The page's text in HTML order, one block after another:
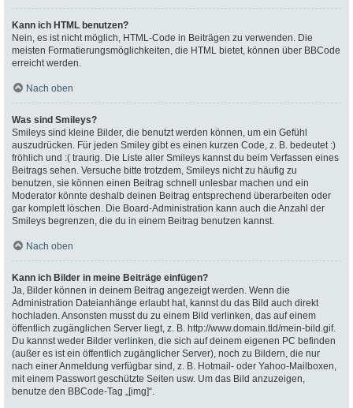
Kann ich HTML benutzen?
Nein, es ist nicht möglich, HTML-Code in Beiträgen zu verwenden. Die
meisten Formatierungsmöglichkeiten, die HTML bietet, können über BBCode
erreicht werden.
Nach oben
Was sind Smileys?
Smileys sind kleine Bilder, die benutzt werden können, um ein Gefühl
auszudrücken. Für jeden Smiley gibt es einen kurzen Code, z. B. bedeutet :)
fröhlich und :( traurig. Die Liste aller Smileys kannst du beim Verfassen eines
Beitrags sehen. Versuche bitte trotzdem, Smileys nicht zu häufig zu
benutzen, sie können einen Beitrag schnell unlesbar machen und ein
Moderator könnte deshalb deinen Beitrag entsprechend überarbeiten oder
gar komplett löschen. Die Board-Administration kann auch die Anzahl der
Smileys begrenzen, die du in einem Beitrag benutzen kannst.
Nach oben
Kann ich Bilder in meine Beiträge einfügen?
Ja, Bilder können in deinem Beitrag angezeigt werden. Wenn die
Administration Dateianhänge erlaubt hat, kannst du das Bild auch direkt
hochladen. Ansonsten musst du zu einem Bild verlinken, das auf einem
öffentlich zugänglichen Server liegt, z. B. http://www.domain.tld/mein-bild.gif.
Du kannst weder Bilder verlinken, die sich auf deinem eigenen PC befinden
(außer es ist ein öffentlich zugänglicher Server), noch zu Bildern, die nur
nach einer Anmeldung verfügbar sind, z. B. Hotmail- oder Yahoo-Mailboxen,
mit einem Passwort geschützte Seiten usw. Um das Bild anzuzeigen,
benutze den BBCode-Tag „[img]“.